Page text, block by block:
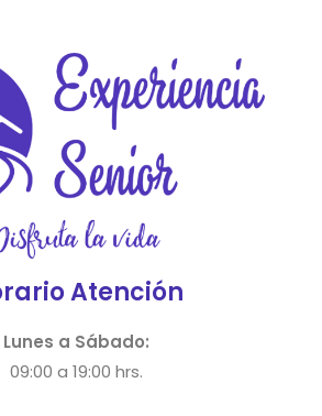
Atención
Lunes a Sábado:
09:00 a 19:00 hrs.